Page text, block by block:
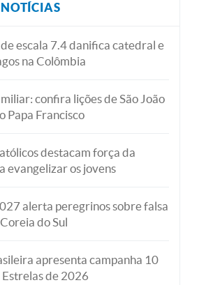
escala 7.4 danifica catedral e
na Colômbia
confira lições de São João
Papa Francisco
destacam força da
evangelizar os jovens
alerta peregrinos sobre falsa
do Sul
apresenta campanha 10
de 2026